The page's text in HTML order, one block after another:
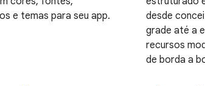
e temas para seu app.
desde
grade até a
recursos
de borda a